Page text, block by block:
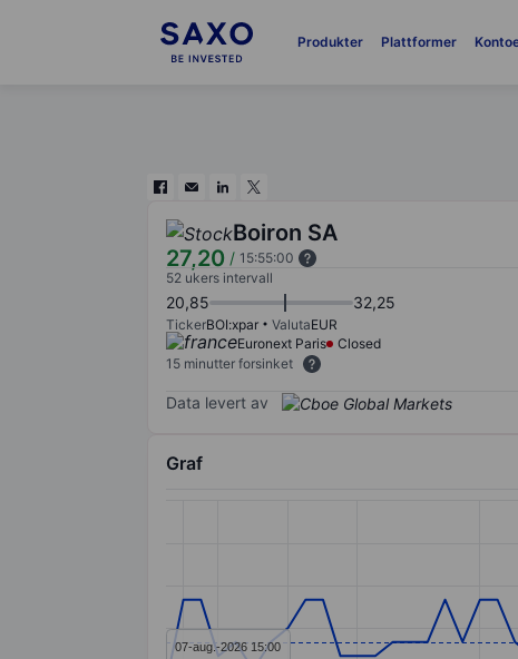
Produkter Plattformer
Boiron SA
27,20 / 15:55:00
52 ukers intervall
20,85 32,25
TickerBOI:xpar ValutaEUR
Euronext Paris
Closed
15 minutter forsinket
Data levert av
Graf
The chart has 1 Y axis displaying values.
07-aug.-2026 15:00